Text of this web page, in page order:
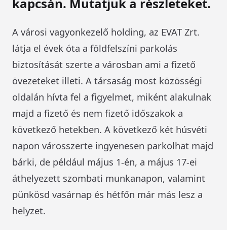
kapcsán. Mutatjuk a részleteket.
A városi vagyonkezelő holding, az EVAT Zrt.
látja el évek óta a földfelszíni parkolás
biztosítását szerte a városban ami a fizető
övezeteket illeti. A társaság most közösségi
oldalán hívta fel a figyelmet, miként alakulnak
majd a fizető és nem fizető időszakok a
következő hetekben. A következő két húsvéti
napon városszerte ingyenesen parkolhat majd
bárki, de például május 1-én, a május 17-ei
áthelyezett szombati munkanapon, valamint
pünkösd vasárnap és hétfőn már más lesz a
helyzet.